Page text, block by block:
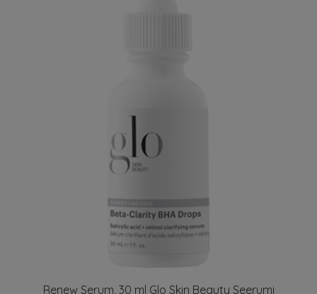
Renew Serum, 30 ml Glo Skin Beauty Seerumi